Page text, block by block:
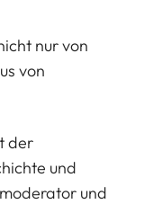
nur von
von
der
und
und